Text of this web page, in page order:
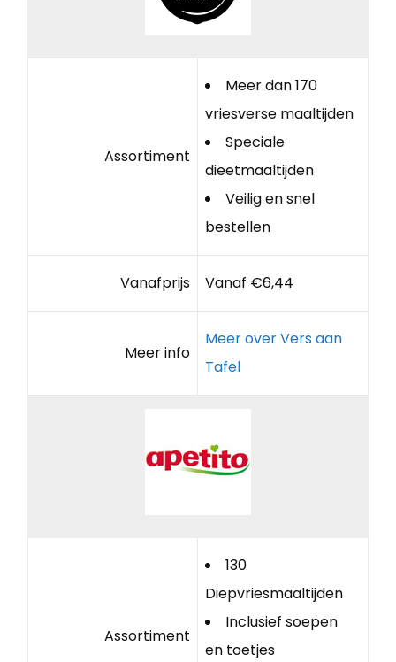
Assortiment
Meer dan 170
vriesverse maaltijden
Speciale
dieetmaaltijden
Veilig en snel
bestellen
Vanafprijs Vanaf €6,44
Meer info
Meer over Vers aan
Tafel
Assortiment
130
Diepvriesmaaltijden
Inclusief soepen
en toetjes